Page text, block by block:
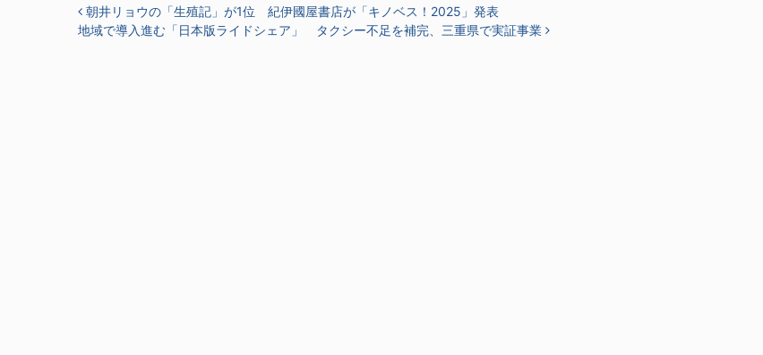
投稿ナビゲーション
朝井リョウの「生殖記」が1位 紀伊國屋書店が「キノベス！2025」発表
地域で導入進む「日本版ライドシェア」 タクシー不足を補完、三重県で実証事業